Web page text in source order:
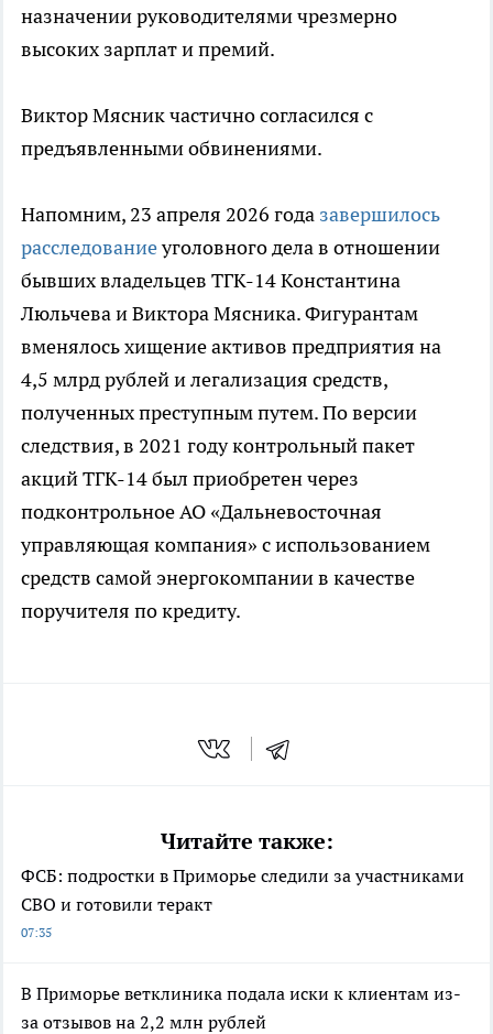
назначении руководителями чрезмерно
высоких зарплат и премий.
Виктор Мясник частично согласился с
предъявленными обвинениями.
Напомним, 23 апреля 2026 года завершилось
расследованиеуголовного дела в отношении
бывших владельцев ТГК-14 Константина
Люльчева и Виктора Мясника. Фигурантам
вменялось хищение активов предприятия на
4,5 млрд рублей и легализация средств,
полученных преступным путем. По версии
следствия, в 2021 году контрольный пакет
акций ТГК-14 был приобретен через
подконтрольное АО «Дальневосточная
управляющая компания» с использованием
средств самой энергокомпании в качестве
поручителя по кредиту.
Читайте также:
ФСБ: подростки в Приморье следили за участниками
СВО и готовили теракт
07:35
В Приморье ветклиника подала иски к клиентам из-
за отзывов на 2,2 млн рублей